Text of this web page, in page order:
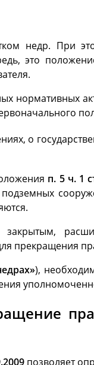
недр. При
это
нормативных
о
п. 5 ч. 1
прекращения
),
позволяет